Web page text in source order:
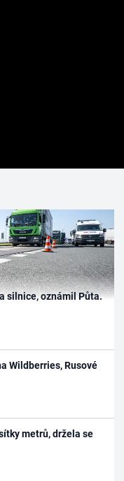
silnice, oznámil Půta.
Wildberries, Rusové
metrů, držela se